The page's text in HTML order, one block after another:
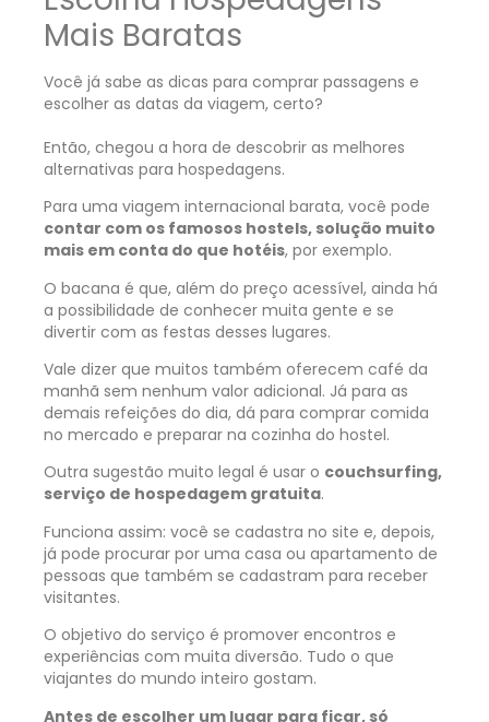
Mais Baratas
Você já sabe as dicas para comprar passagens e
escolher as datas da viagem, certo?
Então, chegou a hora de descobrir as melhores
alternativas para hospedagens.
Para uma viagem internacional barata, você pode
contar com os famosos hostels, solução muito
mais em conta do que hotéis, por exemplo.
O bacana é que, além do preço acessível, ainda há
a possibilidade de conhecer muita gente e se
divertir com as festas desses lugares.
Vale dizer que muitos também oferecem café da
manhã sem nenhum valor adicional. Já para as
demais refeições do dia, dá para comprar comida
no mercado e preparar na cozinha do hostel.
Outra sugestão muito legal é usar o couchsurfing,
serviço de hospedagem gratuita.
Funciona assim: você se cadastra no site e, depois,
já pode procurar por uma casa ou apartamento de
pessoas que também se cadastram para receber
visitantes.
O objetivo do serviço é promover encontros e
experiências com muita diversão. Tudo o que
viajantes do mundo inteiro gostam.
Antes de escolher um lugar para ficar, só